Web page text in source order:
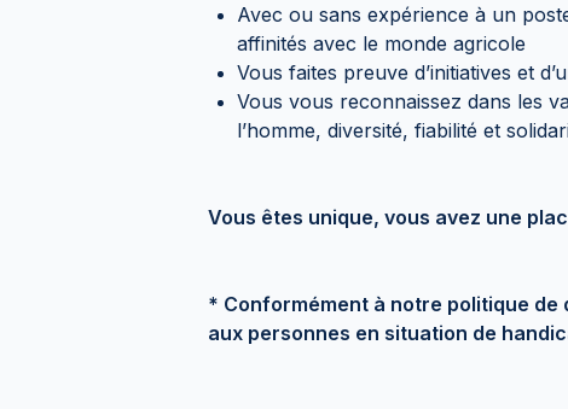
Avec ou sans expérience à un
affinités avec le monde agricole
Vous faites preuve d’initiatives et
Vous vous reconnaissez dans les
l’homme, diversité, fiabilité et
Vous êtes unique, vous avez une
* Conformément à notre politique
aux personnes en situation de